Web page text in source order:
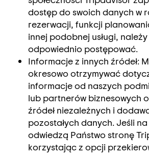
dostęp do swoich danych w
rezerwacji, funkcji
innej podobnej usługi, należy
odpowiednio postępować.
Informacje z innych źródeł:
okresowo otrzymywać
informacje od naszych
lub partnerów biznesowych
źródeł niezależnych i
pozostałych danych. Jeśli na
odwiedzą Państwo stronę
korzystając z opcji